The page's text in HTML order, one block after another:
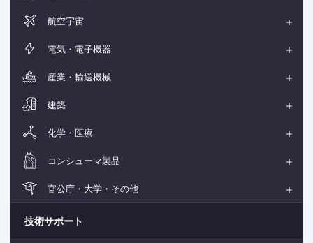
航空宇宙
電気・電子機器
産業・輸送機械
建築
化学・医療
コンシューマ製品
官公庁・大学・その他
技術サポート